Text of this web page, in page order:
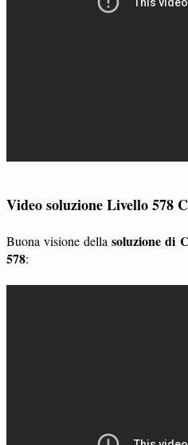
Video soluzione Livello 578
Buona visione dellasoluzione di
578: